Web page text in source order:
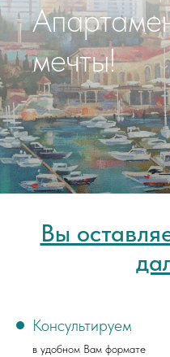
мечты!
Вы
Консультируем
в удобном Вам формате